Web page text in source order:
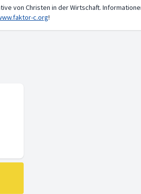
von Christen in der Wirtschaft.
c.org!